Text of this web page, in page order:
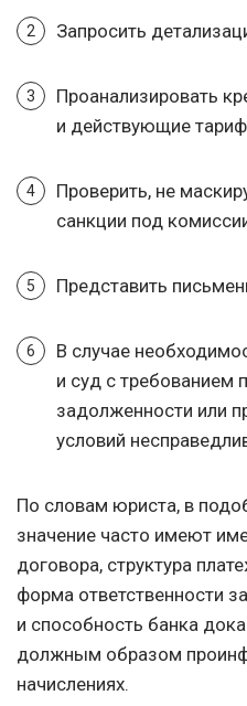
Запросить
Проанализировать
и действующие
Проверить, не
санкции под
Представить
В случае
и суд с требованием
задолженности или
условий
По словам юриста, в
значение часто имеют
договора, структура
форма ответственности
и способность банка
должным образом
начислениях.